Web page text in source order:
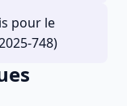
pour le
748)